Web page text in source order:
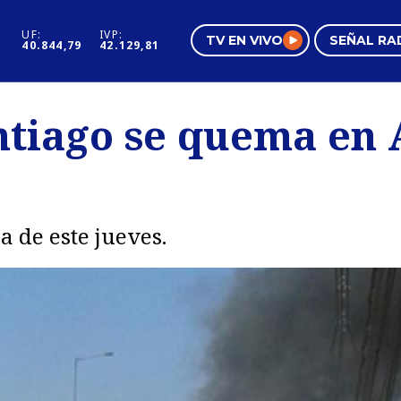
UF:
40.844,79
IVP:
42.129,81 TV EN VIVO SEÑAL
Negocios
se quema en
este jueves.